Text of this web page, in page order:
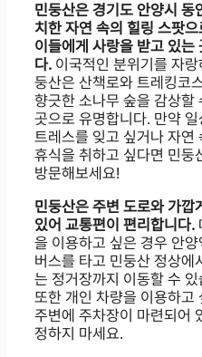
민둥산은 경기도 안양시 동
치한 자연 속의 힐링 스팟
이들에게 사랑을 받고 있는
다. 이국적인 분위기를 자랑
둥산은 산책로와 트레킹코
향긋한 소나무 숲을 감상할
곳으로 유명합니다. 만약 일
트레스를 잊고 싶거나 자연
휴식을 취하고 싶다면 민둥
방문해보세요!
민둥산은 주변 도로와 가깝
있어 교통편이 편리합니다.
을 이용하고 싶은 경우 안양
버스를 타고 민둥산 정상에
는 정거장까지 이동할 수 있
또한 개인 차량을 이용하고
주변에 주차장이 마련되어
정하지 마세요.